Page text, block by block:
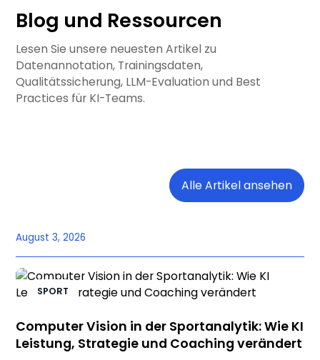
Blog und Ressourcen
Lesen Sie unsere neuesten Artikel zu
Datenannotation, Trainingsdaten,
Qualitätssicherung, LLM-Evaluation und Best
Practices für KI-Teams.
Alle Artikel ansehen
August 3, 2026
SPORT
Computer Vision in der Sportanalytik: Wie KI
Leistung, Strategie und Coaching verändert